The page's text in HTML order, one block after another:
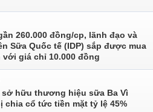
260.000 đồng/cp, lãnh đạo và
Sữa Quốc tế (IDP) sắp được mua
với giá chỉ 10.000 đồng
sở hữu thương hiệu sữa Ba Vì
chia cổ tức tiền mặt tỷ lệ 45%